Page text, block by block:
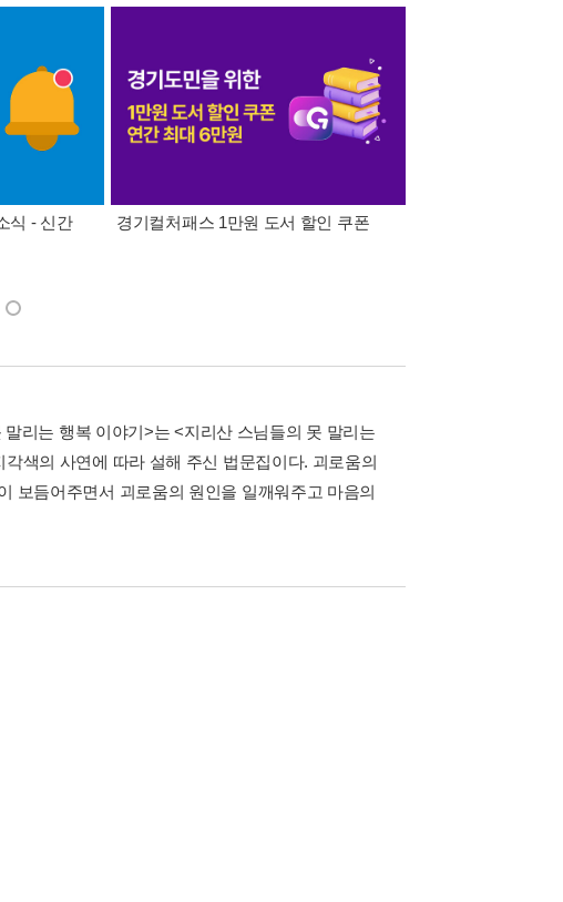
식 - 신간
경기컬처패스 1만원 도서 할인 쿠폰
리는 행복 이야기>는 <지리산 스님들의 못 말리는
색의 사연에 따라 설해 주신 법문집이다. 괴로움의
보듬어주면서 괴로움의 원인을 일깨워주고 마음의